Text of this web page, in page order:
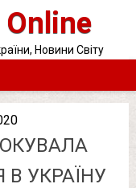
Новини Світу
УКРАЇНУ